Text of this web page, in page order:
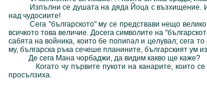
Изпълни се душата на дяда Йоца с възхищение. И
над чудосиите!
Сега "българското" му се предствави нещо велико,
всичкото това величие. Досега символите на
сабята на войника, които бе попипал и целувал; сега
му, българска ръка сечеше планините, българският ум
Де сега Мана чорбаджи, да видим какво ще каже?
Когато чу първите пукоти на канарите, които се
просълзиха.